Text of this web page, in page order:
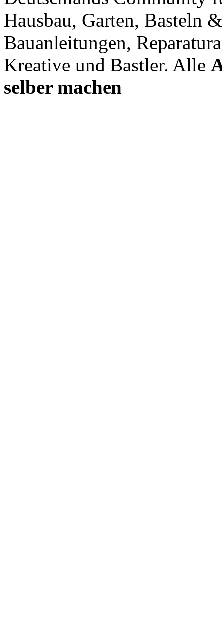
Hausbau, Garten, Basteln
Bauanleitungen,
Kreative und Bastler. Alle
selber machen